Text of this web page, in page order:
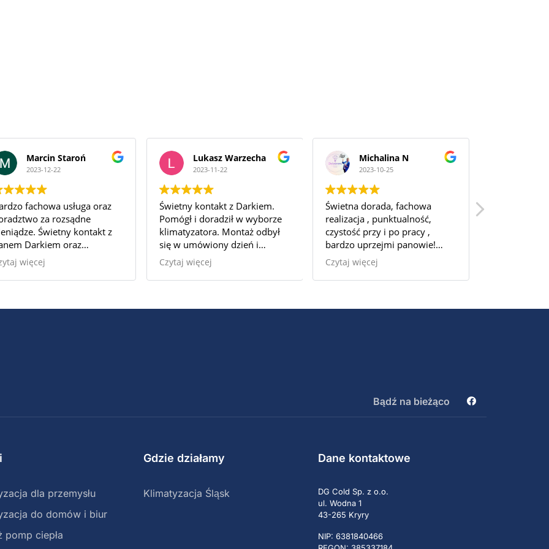
Marcin Staroń
2023-12-22
fachowa usługa oraz
za rozsądne
Świetny kontakt z
Darkiem oraz
Pracowników. Po
szczegółów, ekipa
klimatyzator
Wysoka jakość i
więcej
Lukasz Warzecha
2023-11-22
Świetny kontakt z Darkiem.
Pomógł i doradził w wyborze
klimatyzatora. Montaż odbył
się w umówiony dzień i
przebiegł bardzo sprawnie a
po skończonej pracy panowie
zostawili nienaganny
Czytaj więcej
Michalina N
2023-10-25
Świetna dorada, fachowa
realizacja , punktualność,
czystość przy i po pracy ,
bardzo uprzejmi panowie!
Na wiele pytań dostałam
bardzo konkretne odpowiedzi
za co dziękuję! A no i sprzęt
Czytaj więcej
Bądź na bieżąco
dla przemysłu
do domów i biur
pomp ciepła
Gdzie działamy
Klimatyzacja Śląsk
Dane kontaktowe
DG Cold Sp. z o.o.
ul. Wodna 1
43-265 Kryry
NIP: 6381840466